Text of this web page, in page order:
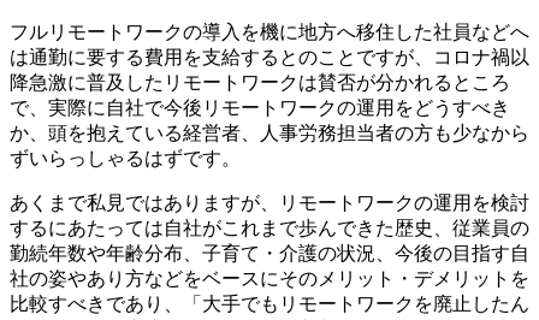
フルリモートワークの導入を機に地方へ移住した社員などへ
は通勤に要する費用を支給するとのことですが、コロナ禍以
降急激に普及したリモートワークは賛否が分かれるところ
で、実際に自社で今後リモートワークの運用をどうすべき
か、頭を抱えている経営者、人事労務担当者の方も少なから
ずいらっしゃるはずです。
あくまで私見ではありますが、リモートワークの運用を検討
するにあたっては自社がこれまで歩んできた歴史、従業員の
勤続年数や年齢分布、子育て・介護の状況、今後の目指す自
社の姿やあり方などをベースにそのメリット・デメリットを
比較すべきであり、「大手でもリモートワークを廃止したん